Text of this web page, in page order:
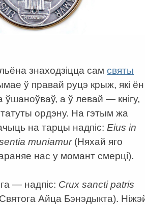
знаходзіцца сам святы
ў правай руцэ крыж, які ён
ўшаноўваў, а ў левай — кнігу,
ордэну. На гэтым жа
на тарцы надпіс: Eius in
muniamur(Няхай яго
нас у момант смерці).
— надпіс: Crux sancti patris
Айца Бэнэдыкта).